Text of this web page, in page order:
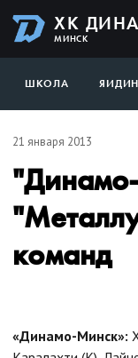
ХК
МИНСК
ШКОЛА
21 января 2013
команд
«Динамо-Минск»: